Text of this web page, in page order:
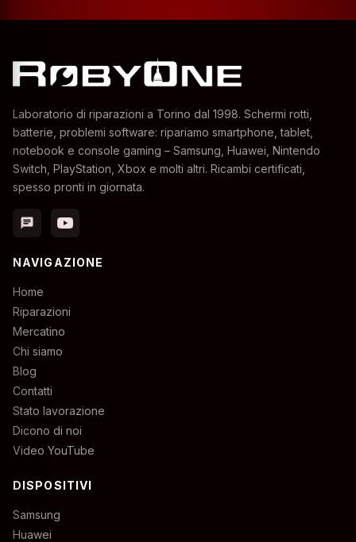
Laboratorio di riparazioni a Torino dal 1998. Schermi rotti,
batterie, problemi software: ripariamo smartphone, tablet,
notebook e console gaming – Samsung, Huawei, Nintendo
Switch, PlayStation, Xbox e molti altri. Ricambi certificati,
spesso pronti in giornata.
chat
NAVIGAZIONE
Home
Riparazioni
Mercatino
Chi siamo
Blog
Contatti
Stato lavorazione
Dicono di noi
Video YouTube
DISPOSITIVI
Samsung
Huawei